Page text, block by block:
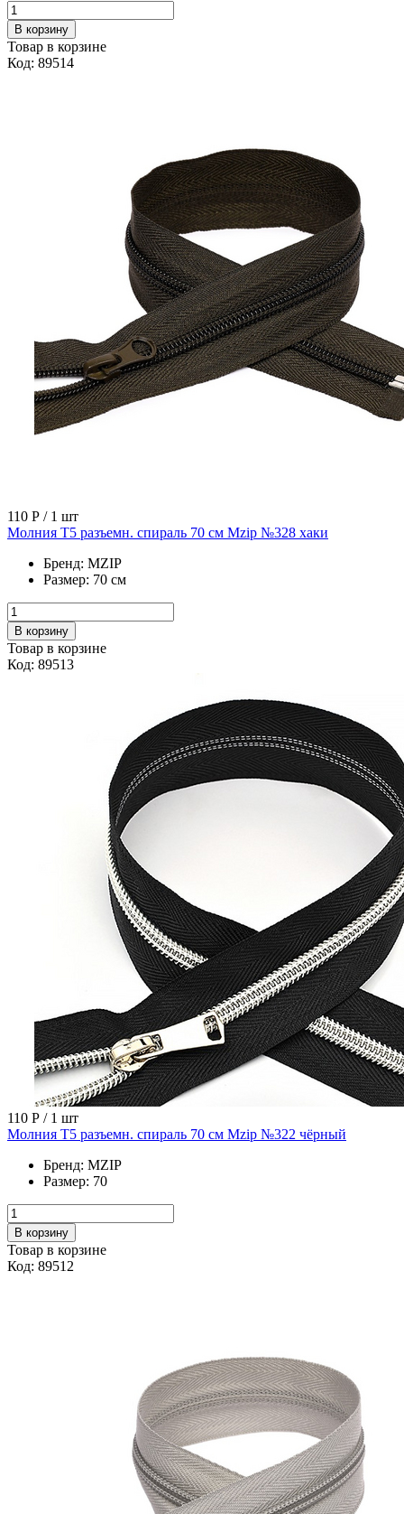
В корзину
Товар в корзине
Код: 89514
110 Р / 1 шт
Молния Т5 разъемн. спираль 70 см Mzip №328 хаки
Бренд: MZIP
Размер: 70 см
В корзину
Товар в корзине
Код: 89513
110 Р / 1 шт
Молния Т5 разъемн. спираль 70 см Mzip №322 чёрный
Бренд: MZIP
Размер: 70
В корзину
Товар в корзине
Код: 89512